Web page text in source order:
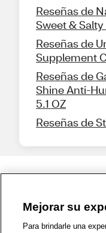
Reseñas de
Sweet &
Reseñas de
Supplement
Reseñas de
Shine Anti-
5.1 OZ
Reseñas de
1-800-679-9691 |
Mejorar su
Para brindarle una